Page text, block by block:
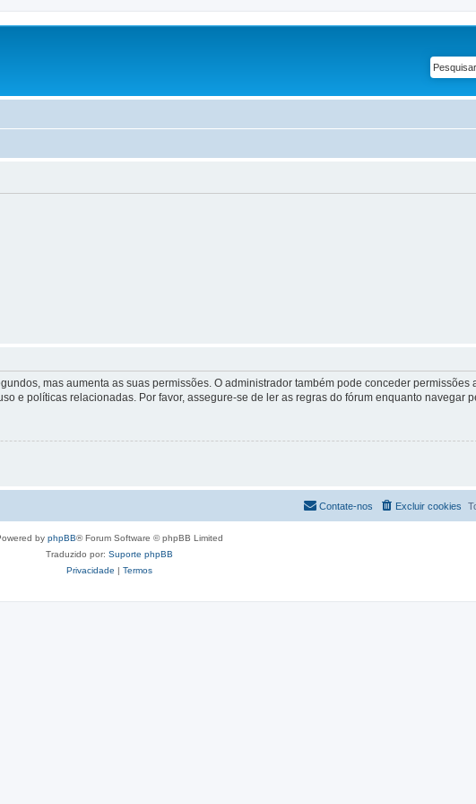
mas aumenta as suas permissões. O administrador também pode conceder permissões
e políticas relacionadas. Por favor, assegure-se de ler as regras do fórum enquanto navegar
Excluir cookies
Contate-nos
by phpBB® Forum Software © phpBB Limited
Traduzido por: Suporte phpBB
Privacidade | Termos